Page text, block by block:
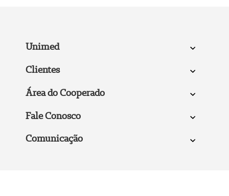
Unimed
Clientes
Área do Cooperado
Fale Conosco
Comunicação